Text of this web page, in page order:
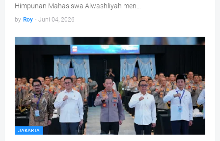
Himpunan Mahasiswa Alwashliyah men…
by Roy - Juni 04, 2026
JAKARTA